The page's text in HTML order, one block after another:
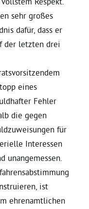
sehr großes
dafür, dass er
der letzten drei
eines
Fehler
die gegen
für
Interessen
unangemessen.
ist
ehrenamtlichen